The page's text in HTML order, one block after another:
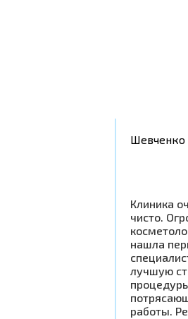
Шевченко
Клиника
чисто.
нашла
лучшую
работы.